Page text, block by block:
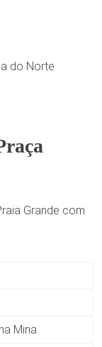
do Norte
Grande com
Mina